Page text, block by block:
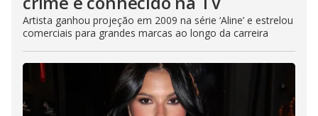
Artista ganhou projeção em 2009 na série ‘Aline’ e estrelou
comerciais para grandes marcas ao longo da carreira